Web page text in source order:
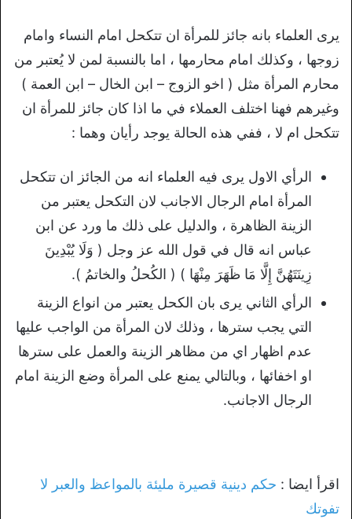
يرى العلماء بانه جائز للمرأة ان تتكحل امام النساء وامام
زوجها ، وكذلك امام محارمها ، اما بالنسبة لمن لا يُعتبر من
محارم المرأة مثل ( اخو الزوج – ابن الخال – ابن العمة )
وغيرهم فهنا اختلف العملاء في ما اذا كان جائز للمرأة ان
تتكحل ام لا ، ففي هذه الحالة يوجد رأيان وهما :
الرأي الاول يرى فيه العلماء انه من الجائز ان تتكحل
المرأة امام الرجال الاجانب لان التكحل يعتبر من
الزينة الظاهرة ، والدليل على ذلك ما ورد عن ابن
عباس انه قال في قول الله عز وجل ( وَلَا يُبْدِينَ
زِينَتَهُنَّ إِلَّا مَا ظَهَرَ مِنْهَا ) ( الكُحلُ والخاتمُ ).
الرأي الثاني يرى بان الكحل يعتبر من انواع الزينة
التي يجب سترها ، وذلك لان المرأة من الواجب عليها
عدم اظهار اي من مظاهر الزينة والعمل على سترها
او اخفائها ، وبالتالي يمنع على المرأة وضع الزينة امام
الرجال الاجانب.
اقرأ ايضا : حكم دينية قصيرة مليئة بالمواعظ والعبر لا
تفوتك